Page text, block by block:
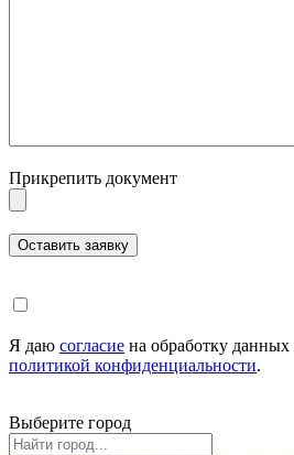
Прикрепить документ
Я даю согласие на обработку данных
политикой конфиденциальности.
Выберите город